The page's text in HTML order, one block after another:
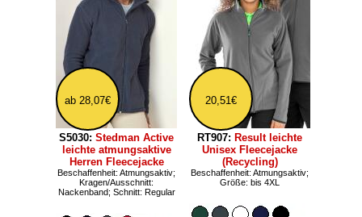
ab 28,07€
S5030: Stedman Active
leichte atmungsaktive
Herren Fleecejacke
Beschaffenheit: Atmungsaktiv;
Kragen/Ausschnitt:
Nackenband; Schnitt: Regular
20,51€
RT907: Result leichte
Unisex Fleecejacke
(Recycling)
Beschaffenheit: Atmungsaktiv;
Größe: bis 4XL